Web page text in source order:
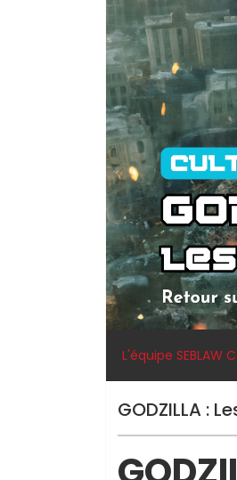
L'équipe SEBLAW
GODZILLA :